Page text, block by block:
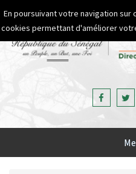
En poursuivant votre navigation
cookies permettant d'améliorer